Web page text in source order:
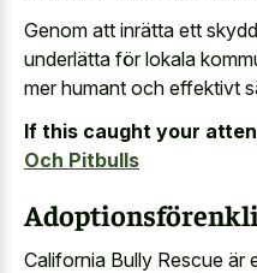
Genom att inrätta ett
underlätta för lokala
mer humant och effektivt
If this caught your
Och Pitbulls
California Bully Rescue är